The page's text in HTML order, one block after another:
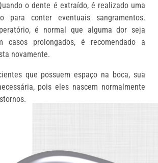
o dente é extraído, é realizado uma
para conter eventuais sangramentos.
é normal que alguma dor seja
casos prolongados, é recomendado a
novamente.
que possuem espaço na boca, sua
pois eles nascem normalmente